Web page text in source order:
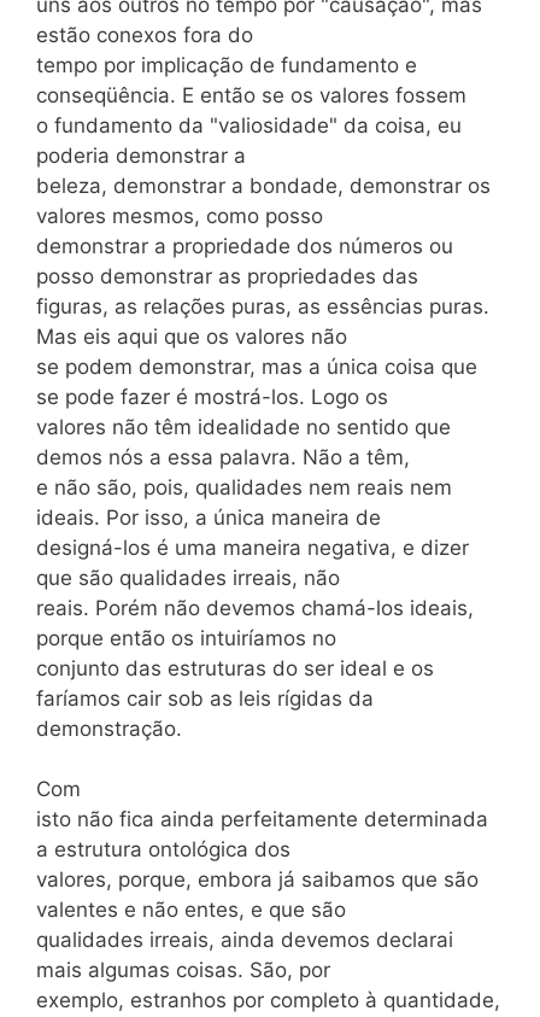
estão conexos fora do
tempo por implicação de fundamento e
conseqüência. E então se os valores fossem
o fundamento da "valiosidade" da coisa, eu
poderia demonstrar a
beleza, demonstrar a bondade, demonstrar os
valores mesmos, como posso
demonstrar a propriedade dos números ou
posso demonstrar as propriedades das
figuras, as relações puras, as essências puras.
Mas eis aqui que os valores não
se podem demonstrar, mas a única coisa que
se pode fazer é mostrá-los. Logo os
valores não têm idealidade no sentido que
demos nós a essa palavra. Não a têm,
e não são, pois, qualidades nem reais nem
ideais. Por isso, a única maneira de
designá-los é uma maneira negativa, e dizer
que são qualidades irreais, não
reais. Porém não devemos chamá-los ideais,
porque então os intuiríamos no
conjunto das estruturas do ser ideal e os
faríamos cair sob as leis rígidas da
demonstração.
Com
isto não fica ainda perfeitamente determinada
a estrutura ontológica dos
valores, porque, embora já saibamos que são
valentes e não entes, e que são
qualidades irreais, ainda devemos declarai
mais algumas coisas. São, por
exemplo, estranhos por completo à quantidade,